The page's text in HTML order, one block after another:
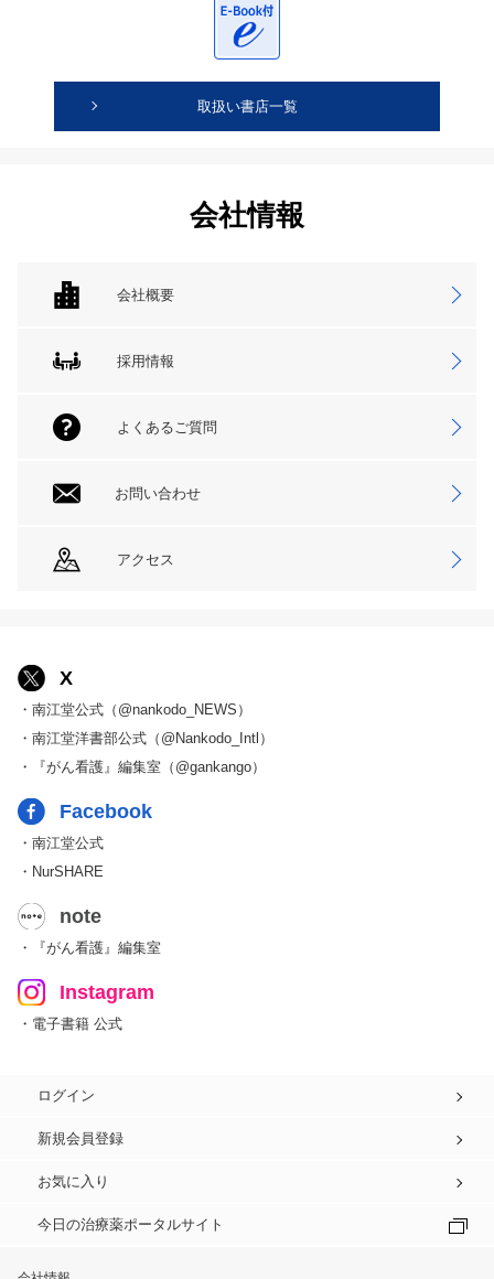
取扱い書店一覧
会社情報
会社概要
採用情報
よくあるご質問
お問い合わせ
アクセス
X
・南江堂公式（@nankodo_NEWS）
・南江堂洋書部公式（@Nankodo_Intl）
・『がん看護』編集室（@gankango）
Facebook
・南江堂公式
・NurSHARE
note
・『がん看護』編集室
Instagram
・電子書籍 公式
ログイン
新規会員登録
お気に入り
今日の治療薬ポータルサイト